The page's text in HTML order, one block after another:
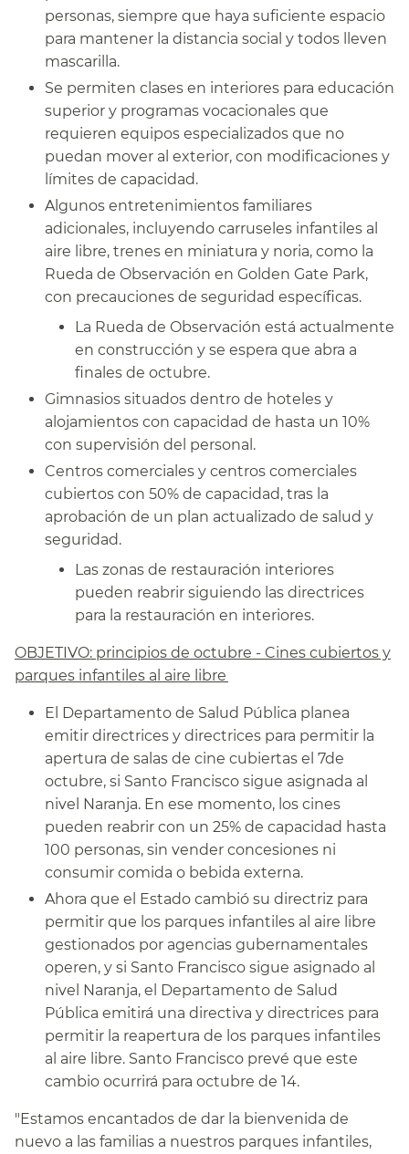
personas, siempre que haya suficiente espacio
para mantener la distancia social y todos lleven
mascarilla.​​
Se permiten clases en interiores para educación
superior y programas vocacionales que
requieren equipos especializados que no
puedan mover al exterior, con modificaciones y
límites de capacidad.​​
Algunos entretenimientos familiares
adicionales, incluyendo carruseles infantiles al
aire libre, trenes en miniatura y noria, como la
Rueda de Observación en Golden Gate Park,
con precauciones de seguridad específicas.​​
La Rueda de Observación está actualmente
en construcción y se espera que abra a
finales de octubre.​​
Gimnasios situados dentro de hoteles y
alojamientos con capacidad de hasta un 10%
con supervisión del personal.
Centros comerciales y centros comerciales
cubiertos con 50% de capacidad, tras la
aprobación de un plan actualizado de salud y
seguridad.​​
Las zonas de restauración interiores
pueden reabrir siguiendo las directrices
para la restauración en interiores.​​
OBJETIVO: principios de octubre - Cines cubiertos y
parques infantiles al aire libre​​
El Departamento de Salud Pública planea
emitir directrices y directrices para permitir la
apertura de salas de cine cubiertas el 7de
octubre, si Santo Francisco sigue asignada al
nivel Naranja. En ese momento, los cines
pueden reabrir con un 25% de capacidad hasta
100 personas, sin vender concesiones ni
consumir comida o bebida externa.​​
Ahora que el Estado cambió su directriz para
permitir que los parques infantiles al aire libre
gestionados por agencias gubernamentales
operen, y si Santo Francisco sigue asignado al
nivel Naranja, el Departamento de Salud
Pública emitirá una directiva y directrices para
permitir la reapertura de los parques infantiles
al aire libre. Santo Francisco prevé que este
cambio ocurrirá para octubre de 14.​​
"Estamos encantados de dar la bienvenida de
nuevo a las familias a nuestros parques infantiles,